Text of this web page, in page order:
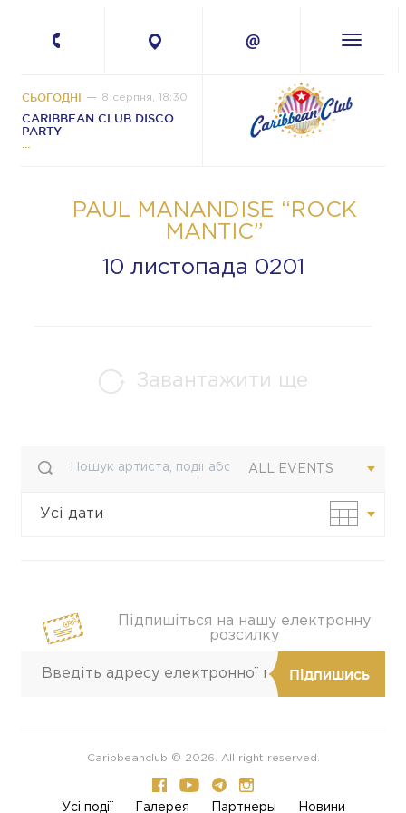
СЬОГОДНІ 8 серпня, 18:30
CARIBBEAN CLUB DISCO
PARTY
PAUL MANANDISE “ROCK
MANTIC”
10 листопада 0201
Завантажити ще
ALL EVENTS
Усі дати
Своя дата
Підпишіться на нашу електронну
розсилку
Caribbeanclub © 2026. All right reserved.
Усi події Галерея Партнеры Новини